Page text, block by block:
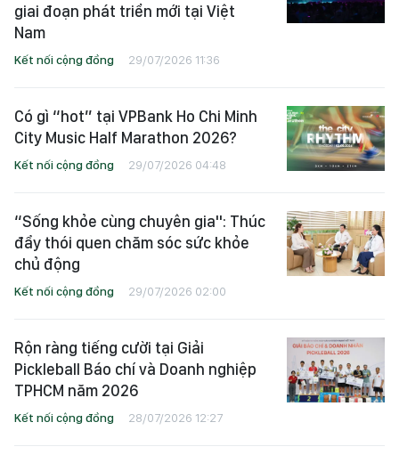
giai đoạn phát triển mới tại Việt
Nam
Kết nối cộng đồng 29/07/2026 11:36
Có gì “hot” tại VPBank Ho Chi Minh
City Music Half Marathon 2026?
Kết nối cộng đồng 29/07/2026 04:48
“Sống khỏe cùng chuyên gia": Thúc
đẩy thói quen chăm sóc sức khỏe
chủ động
Kết nối cộng đồng 29/07/2026 02:00
Rộn ràng tiếng cười tại Giải
Pickleball Báo chí và Doanh nghiệp
TPHCM năm 2026
Kết nối cộng đồng 28/07/2026 12:27